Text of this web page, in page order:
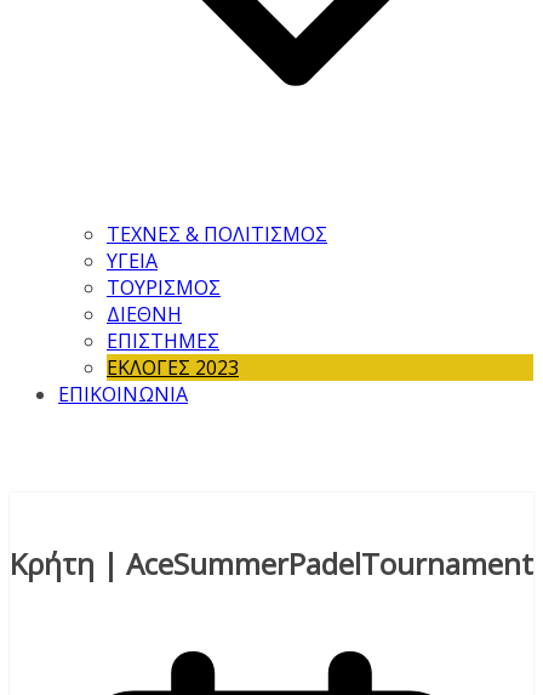
ΤΕΧΝΕΣ & ΠΟΛΙΤΙΣΜΟΣ
ΥΓΕΙΑ
ΤΟΥΡΙΣΜΟΣ
ΔΙΕΘΝΗ
ΕΠΙΣΤΗΜΕΣ
ΕΚΛΟΓΕΣ 2023
ΕΠΙΚΟΙΝΩΝΙΑ
Κρήτη | AceSummerPadelTournament